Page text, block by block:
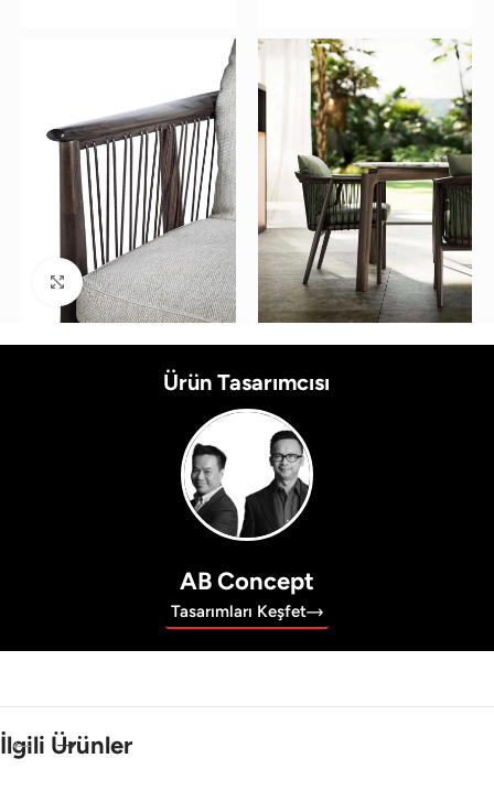
Büyütmek için tıklayın
Ürün Tasarımcısı
AB Concept
Tasarımları Keşfet
İlgili Ürünler